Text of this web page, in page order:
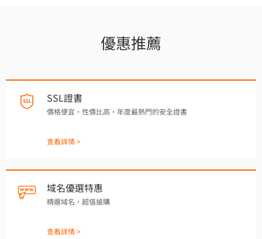
優惠推薦
SSL證書
價格便宜，性價比高，年度最熱門的安全證書
查看詳情 >
域名優選特惠
精選域名，超值搶購
查看詳情 >